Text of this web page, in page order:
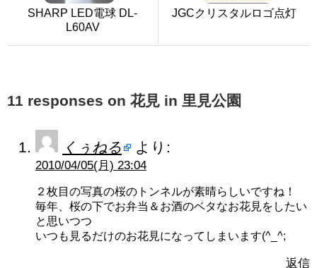
SHARP LED電球 DL-
L60AV
JGCクリスタルロゴ点灯
11 responses on 花見 in 里見公園
くぅねる より:
2010/04/05(月) 23:04
２枚目の写真の桜のトンネルが素晴らしいですね！
毎年、桜の下でお弁当＆お酒のベタなお花見をしたい
と思いつつ
いつも見るだけのお花見になってしまいます(^_^;
返信